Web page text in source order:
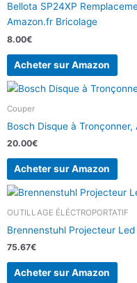
Bellota SP24XP
Amazon.fr Bricolage
8.00€
Acheter sur Amazon
Couper
Bosch Disque à Tronçonner,
20.00€
Acheter sur Amazon
OUTILLAGE ÉLÉCTROPORTATIF
Brennenstuhl Projecteur
75.67€
Acheter sur Amazon